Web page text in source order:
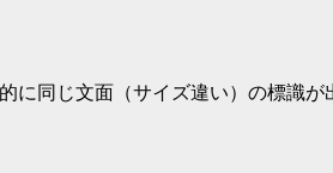
に同じ文面（サイズ違い）の標識が